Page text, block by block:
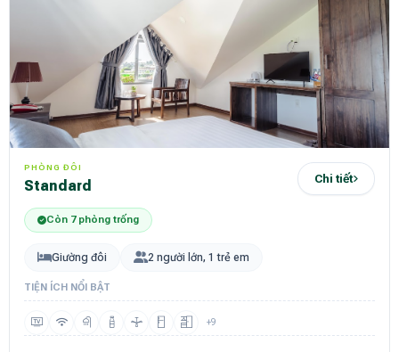
PHÒNG ĐÔI
Standard Chi tiết
Còn 7 phòng trống
Giường đôi 2 người lớn, 1 trẻ em
TIỆN ÍCH NỔI BẬT
+9